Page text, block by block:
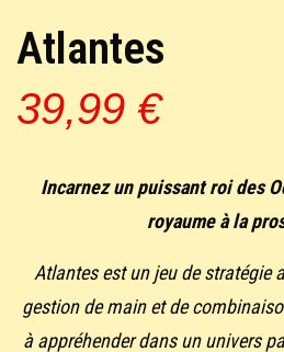
Atlantes
39,99 €
Incarnez un puissant roi des
royaume à la
Atlantes est un jeu de stratégie
gestion de main et de
à appréhender dans un univers